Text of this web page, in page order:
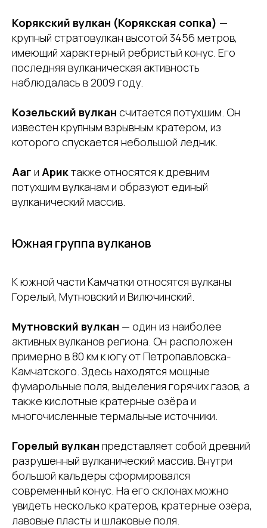
Корякский вулкан (Корякская сопка) —
крупный стратовулкан высотой 3456 метров,
имеющий характерный ребристый конус. Его
последняя вулканическая активность
наблюдалась в 2009 году.
Козельский вулкан считается потухшим. Он
известен крупным взрывным кратером, из
которого спускается небольшой ледник.
Ааг и Ариктакже относятся к древним
потухшим вулканам и образуют единый
вулканический массив.
Южная группа вулканов
К южной части Камчатки относятся вулканы
Горелый, Мутновский и Вилючинский.
Мутновский вулкан — один из наиболее
активных вулканов региона. Он расположен
примерно в 80 км к югу от Петропавловска-
Камчатского. Здесь находятся мощные
фумарольные поля, выделения горячих газов, а
также кислотные кратерные озёра и
многочисленные термальные источники.
Горелый вулкан представляет собой древний
разрушенный вулканический массив. Внутри
большой кальдеры сформировался
современный конус. На его склонах можно
увидеть несколько кратеров, кратерные озёра,
лавовые пласты и шлаковые поля.